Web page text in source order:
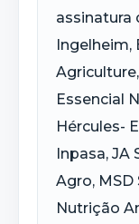
assinatura
Ingelheim,
Agriculture,
Essencial
Hércules-
Inpasa, JA
Agro, MSD
Nutrição